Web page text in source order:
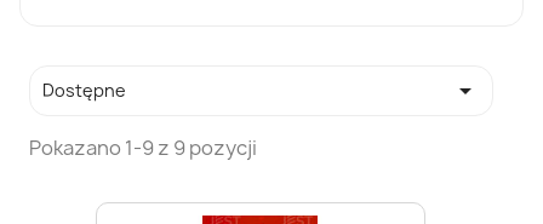
Dostępne 
Pokazano 1-9 z 9 pozycji